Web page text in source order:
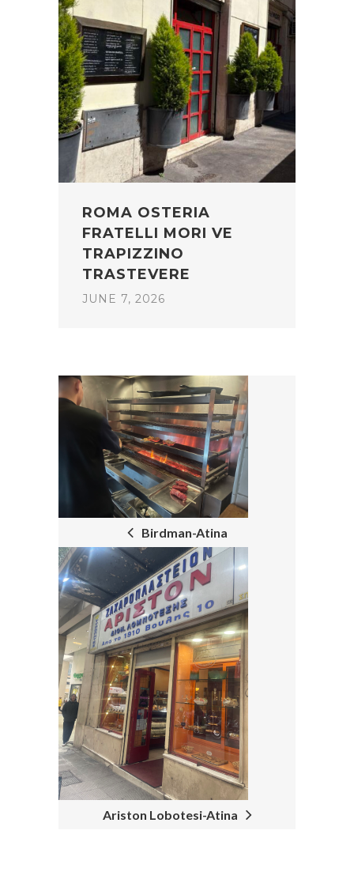
ROMA OSTERIA
FRATELLI MORI VE
TRAPIZZINO
TRASTEVERE
JUNE 7, 2026
POST
NAVIGATION
Birdman-Atina
Ariston Lobotesi-Atina